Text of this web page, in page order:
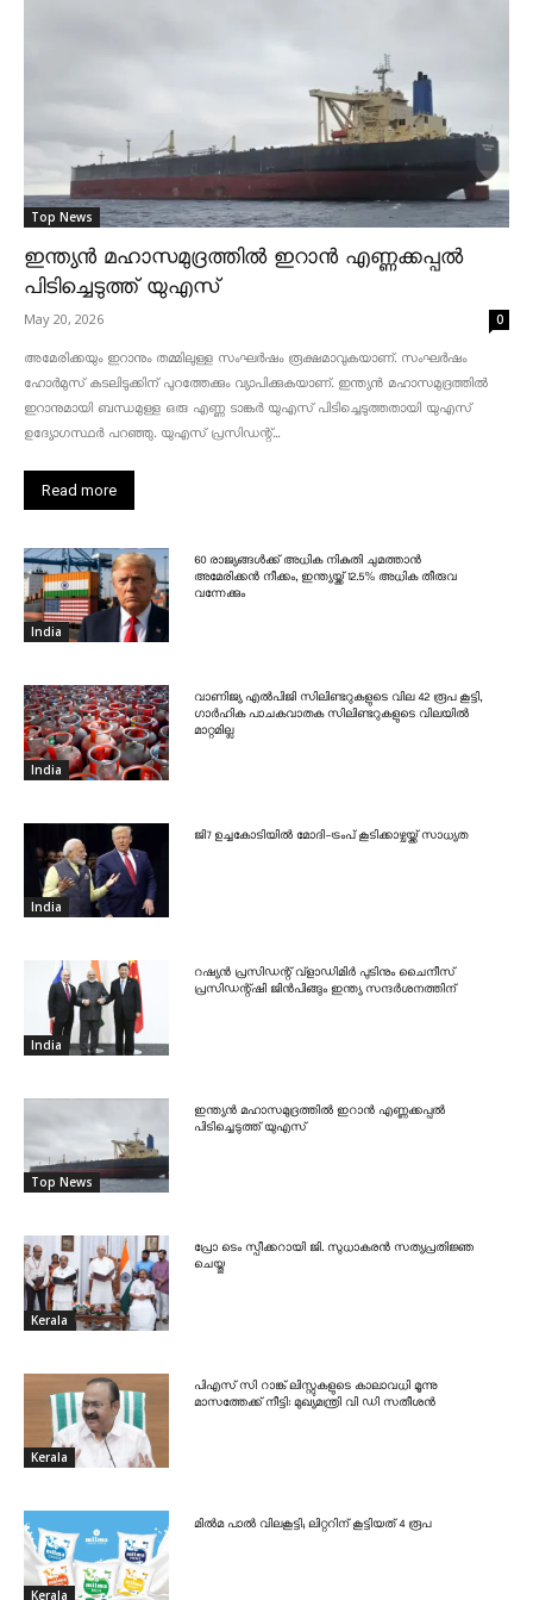
Top News
ഇന്ത്യൻ മഹാസമുദ്രത്തിൽ ഇറാൻ എണ്ണക്കപ്പൽ
പിടിച്ചെടുത്ത് യുഎസ്
May 20, 2026 0
അമേരിക്കയും ഇറാനും തമ്മിലുള്ള സംഘർഷം രൂക്ഷമാവുകയാണ്. സംഘർഷം
ഹോർമുസ് കടലിടുക്കിന് പുറത്തേക്കും വ്യാപിക്കുകയാണ്. ഇന്ത്യൻ മഹാസമുദ്രത്തിൽ
ഇറാനുമായി ബന്ധമുള്ള ഒരു എണ്ണ ടാങ്കർ യുഎസ് പിടിച്ചെടുത്തതായി യുഎസ്
ഉദ്യോഗസ്ഥർ പറഞ്ഞു. യുഎസ് പ്രസിഡന്റ്...
Read more
India
60 രാജ്യങ്ങൾക്ക് അധിക നികുതി ചുമത്താൻ
അമേരിക്കൻ നീക്കം, ഇന്ത്യയ്ക്ക് 12.5% അധിക തീരുവ
വന്നേക്കും
India
വാണിജ്യ എൽപിജി സിലിണ്ടറുകളുടെ വില 42 രൂപ കൂട്ടി,
ഗാർഹിക പാചകവാതക സിലിണ്ടറുകളുടെ വിലയിൽ
മാറ്റമില്ല
India
ജി7 ഉച്ചകോടിയിൽ മോദി-ട്രംപ് കൂടിക്കാഴ്ചയ്ക്ക് സാധ്യത
India
റഷ്യൻ പ്രസിഡന്റ് വ്‌ളാഡിമിർ പുടിനും ചൈനീസ്
പ്രസിഡന്റ്ഷി ജിൻപിങ്ങും ഇന്ത്യ സന്ദർശനത്തിന്
Top News
ഇന്ത്യൻ മഹാസമുദ്രത്തിൽ ഇറാൻ എണ്ണക്കപ്പൽ
പിടിച്ചെടുത്ത് യുഎസ്
Kerala
പ്രോ ടെം സ്പീക്കറായി ജി. സുധാകരൻ സത്യപ്രതിജ്ഞ
ചെയ്തു
Kerala
പിഎസ് സി റാങ്ക് ലിസ്റ്റുകളുടെ കാലാവധി മൂന്നു
മാസത്തേക്ക് നീട്ടി: മുഖ്യമന്ത്രി വി ഡി സതീശൻ
Kerala
മിൽമ പാൽ വിലകൂട്ടി; ലിറ്ററിന് കൂട്ടിയത് 4 രൂപ